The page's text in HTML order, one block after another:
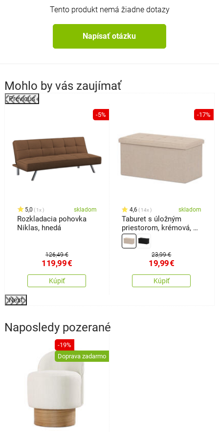
Tento produkt nemá žiadne dotazy
Napísať otázku
Mohlo by vás zaujímať
Previous
-5%
5,0 1x skladom
Rozkladacia pohovka
Niklas, hnedá
126,49 €
119,99€
Kúpiť
-17%
4,6 14x skladom
Taburet s úložným
priestorom, krémová, 76
x 37 x 37 cm
23,99 €
19,99€
Kúpiť
Next
Naposledy pozerané
-19%
Doprava zadarmo